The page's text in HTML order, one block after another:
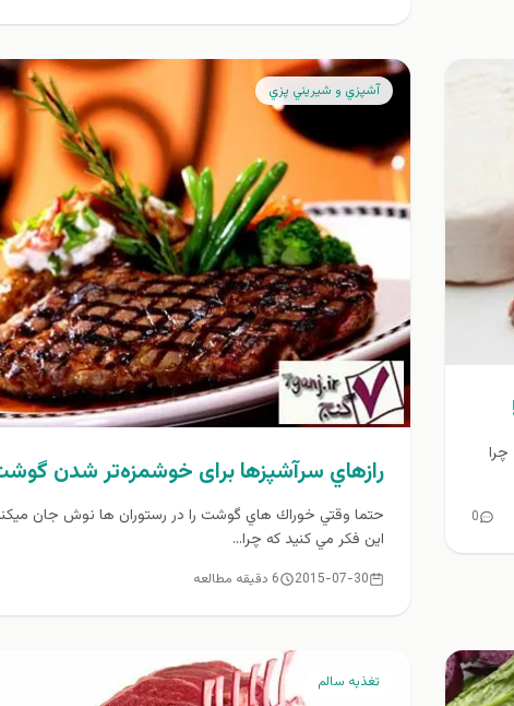
0
آشپزي و شيريني پزي
رازهاي سرآشپزها برای خوشمزه‌تر شدن
حتما وقتي خوراك هاي گوشت را در رستوران ها نوش جان
اين فكر مي كنيد كه چرا...
2015-07-30 6 دقیقه مطالعه
تغذيه سالم